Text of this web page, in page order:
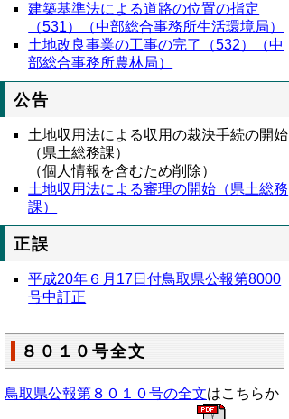
建築基準法による道路の位置の指定
（531）（中部総合事務所生活環境局）
土地改良事業の工事の完了（532）（中
部総合事務所農林局）
公告
土地収用法による収用の裁決手続の開始
（県土総務課）
（個人情報を含むため削除）
土地収用法による審理の開始（県土総務
課）
正誤
平成20年６月17日付鳥取県公報第8000
号中訂正
８０１０号全文
鳥取県公報第８０１０号の全文はこちらか